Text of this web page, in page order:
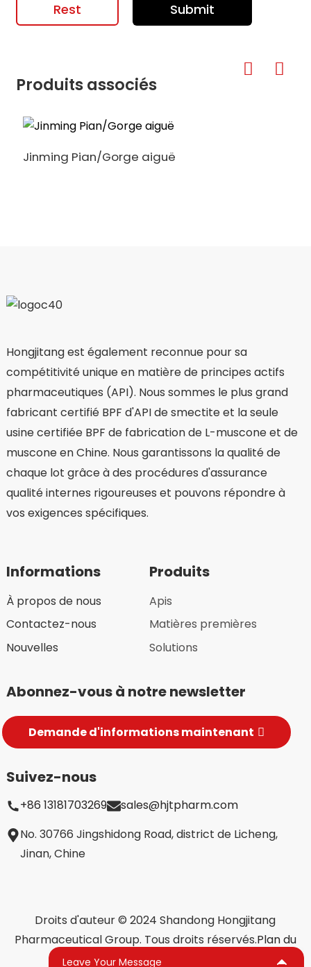
Rest Submit
Produits associés
Jinming Pian/Gorge aiguë
Hongjitang est également reconnue pour sa
compétitivité unique en matière de principes actifs
pharmaceutiques (API). Nous sommes le plus grand
fabricant certifié BPF d'API de smectite et la seule
usine certifiée BPF de fabrication de L-muscone et de
muscone en Chine. Nous garantissons la qualité de
chaque lot grâce à des procédures d'assurance
qualité internes rigoureuses et pouvons répondre à
vos exigences spécifiques.
Informations
À propos de nous
Contactez-nous
Nouvelles
Produits
Apis
Matières premières
Solutions
Abonnez-vous à notre newsletter
Demande d'informations maintenant
Suivez-nous
+86 13181703269
sales@hjtpharm.com
No. 30766 Jingshidong Road, district de Licheng,
Jinan, Chine
Droits d'auteur © 2024 Shandong Hongjitang
Pharmaceutical Group. Tous droits réservés.Plan du
site,BLOG DE PREMIER PLAN
Leave Your Message